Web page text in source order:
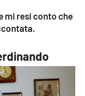
mi resi conto che